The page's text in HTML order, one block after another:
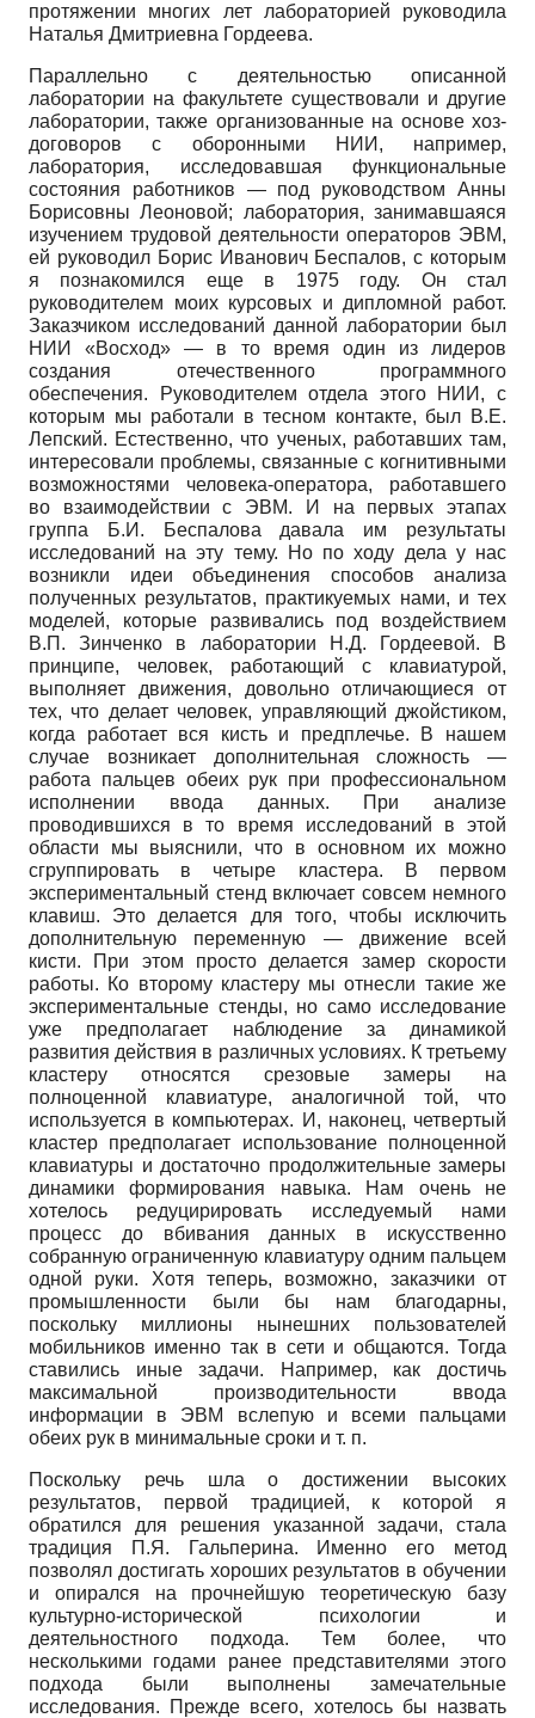
протяжении многих лет лабораторией руководила
Наталья Дмитриевна Гордеева.
Параллельно с деятельностью описанной
лаборатории на факультете существовали и другие
лаборатории, также организованные на основе хоз­
договоров с оборонными НИИ, например,
лаборатория, исследовавшая функциональные
состояния работников — под руководством Анны
Борисовны Леоновой; лаборатория, занимавшаяся
изучением трудовой деятельности операторов ЭВМ,
ей руководил Борис Иванович Беспалов, с которым
я познакомился еще в 1975 году. Он стал
руководителем моих курсовых и дипломной работ.
Заказчиком исследований данной лаборатории был
НИИ «Восход» — в то время один из лидеров
создания отечественного программного
обеспечения. Руководителем отдела этого НИИ, с
которым мы работали в тесном контакте, был В.Е.
Лепский. Естественно, что ученых, работавших там,
интересовали проблемы, связанные с когнитивными
возможностями человека-оператора, работавшего
во взаимодействии с ЭВМ. И на первых этапах
группа Б.И. Беспалова давала им результаты
исследований на эту тему. Но по ходу дела у нас
возникли идеи объединения способов анализа
полученных результатов, практикуемых нами, и тех
моделей, которые развивались под воздействием
В.П. Зинченко в лаборатории Н.Д. Гордеевой. В
принципе, человек, работающий с клавиатурой,
выполняет движения, довольно отличающиеся от
тех, что делает человек, управляющий джойстиком,
когда работает вся кисть и предплечье. В нашем
случае возникает дополнительная сложность —
работа пальцев обеих рук при профессиональном
исполнении ввода данных. При анализе
проводившихся в то время исследований в этой
области мы выяснили, что в основном их можно
сгруппировать в четыре кластера. В первом
экспериментальный стенд включает совсем немного
клавиш. Это делается для того, чтобы исключить
дополнительную переменную — движение всей
кисти. При этом просто делается замер скорости
работы. Ко второму кластеру мы отнесли такие же
экспериментальные стенды, но само исследование
уже предполагает наблюдение за динамикой
развития действия в различных условиях. К третьему
кластеру относятся срезовые замеры на
полноценной клавиатуре, аналогичной той, что
используется в компьютерах. И, наконец, четвертый
кластер предполагает использование полноценной
клавиатуры и достаточно продолжительные замеры
динамики формирования навыка. Нам очень не
хотелось редуцирировать исследуемый нами
процесс до вбивания данных в искусственно
собранную ограниченную клавиатуру одним пальцем
одной руки. Хотя теперь, возможно, заказчики от
промышленности были бы нам благодарны,
поскольку миллионы нынешних пользователей
мобильников именно так в сети и общаются. Тогда
ставились иные задачи. Например, как достичь
максимальной производительности ввода
информации в ЭВМ вслепую и всеми пальцами
обеих рук в минимальные сроки и т. п.
Поскольку речь шла о достижении высоких
результатов, первой традицией, к которой я
обратился для решения указанной задачи, стала
традиция П.Я. Гальперина. Именно его метод
позволял достигать хороших результатов в обучении
и опирался на прочнейшую теоретическую базу
культурно-исторической психологии и
деятельностного подхода. Тем более, что
несколькими годами ранее представителями этого
подхода были выполнены замечательные
исследования. Прежде всего, хотелось бы назвать